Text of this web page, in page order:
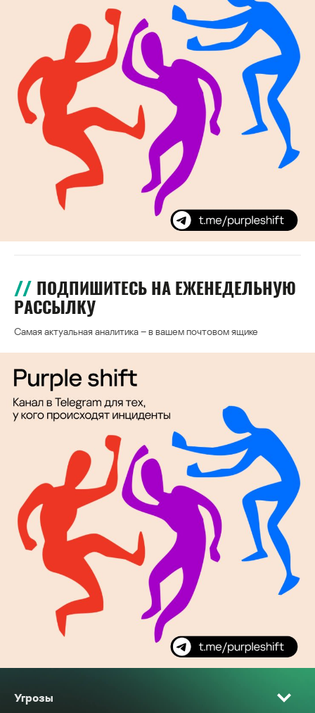
ПОДПИШИТЕСЬ НА ЕЖЕНЕДЕЛЬНУЮ
РАССЫЛКУ
Самая актуальная аналитика – в вашем почтовом ящике
Угрозы